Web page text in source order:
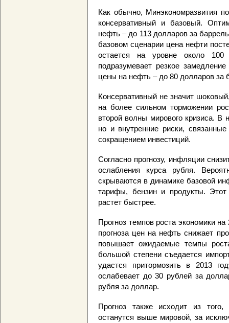
Как обычно, Минэкономразвития
консервативный и базовый.
нефть – до 113 долларов за
базовом сценарии цена нефти
остается на уровне около 100
подразумевает резкое
цены на нефть – до 80 долларов за
Консервативный не значит
на более сильном торможении
второй волны мирового кризиса. В
но и внутренние риски,
сокращением инвестиций.
Согласно прогнозу, инфляции
ослабления курса рубля.
скрываются в динамике базовой
тарифы, бензин и продукты. Этот
растет быстрее.
Прогноз темпов роста экономики
прогноза цен на нефть снижает
повышает ожидаемые темпы
большой степени съедается
удастся притормозить в 2013
ослабевает до 30 рублей за
рубля за доллар.
Прогноз также исходит из
останутся выше мировой, за